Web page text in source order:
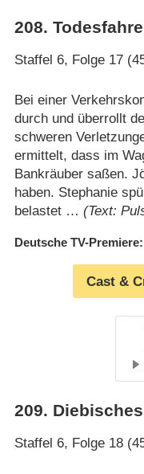
208.
Staffel 6, Folge 17
Bei einer
durch und überrollt
schweren
ermittelt, dass im
Bankräuber saßen.
haben. Stephanie
belastet … (Text:
Deutsche TV-Premiere
Cast &
209.
Staffel 6, Folge 18